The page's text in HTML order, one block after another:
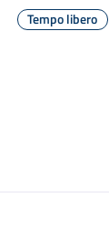
Tempo libero